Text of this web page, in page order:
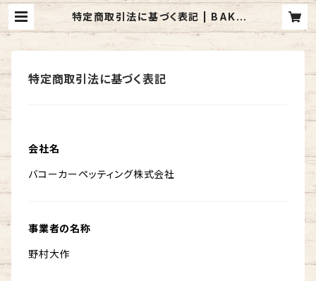
特定商取引法に基づく表記 | BAKO
H (バコー) / アメリカ製 カーペット・
ラグのお店
特定商取引法に基づく表記
会社名
バコーカーペッティング株式会社
事業者の名称
野村大作